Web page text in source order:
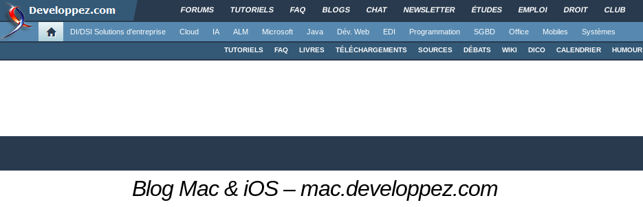
FORUMS TUTORIELS FAQ BLOGS CHAT NEWSLETTER ÉTUDES EMPLOI DROIT CLUB
DI/DSI Solutions d'entreprise Cloud IA ALM Microsoft Java Dév. Web EDI Programmation SGBD Office Mobiles Systèmes
TUTORIELS FAQ LIVRES TÉLÉCHARGEMENTS SOURCES DÉBATS WIKI DICO CALENDRIER HUMOUR
Blog Mac & iOS – mac.developpez.com